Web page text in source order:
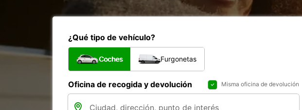
¿Qué tipo de vehículo?
Coches Furgonetas
Oficina de recogida y devolución Misma oficina de devolución